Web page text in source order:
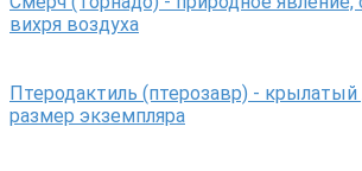
вихря воздуха
Птеродактиль (птерозавр) -
размер экземпляра